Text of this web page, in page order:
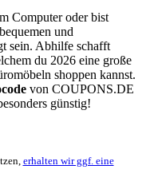
Computer oder bist
und
sein. Abhilfe schafft
du 2026 eine große
shoppen kannst.
von COUPONS.DE
günstig!
erhalten wir ggf. eine